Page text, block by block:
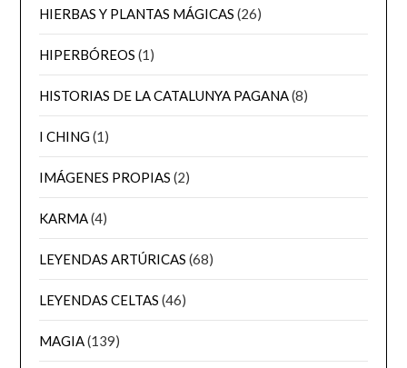
HIERBAS Y PLANTAS MÁGICAS (26)
HIPERBÓREOS (1)
HISTORIAS DE LA CATALUNYA PAGANA(8)
I CHING(1)
IMÁGENES PROPIAS (2)
KARMA(4)
LEYENDAS ARTÚRICAS (68)
LEYENDAS CELTAS (46)
MAGIA(139)